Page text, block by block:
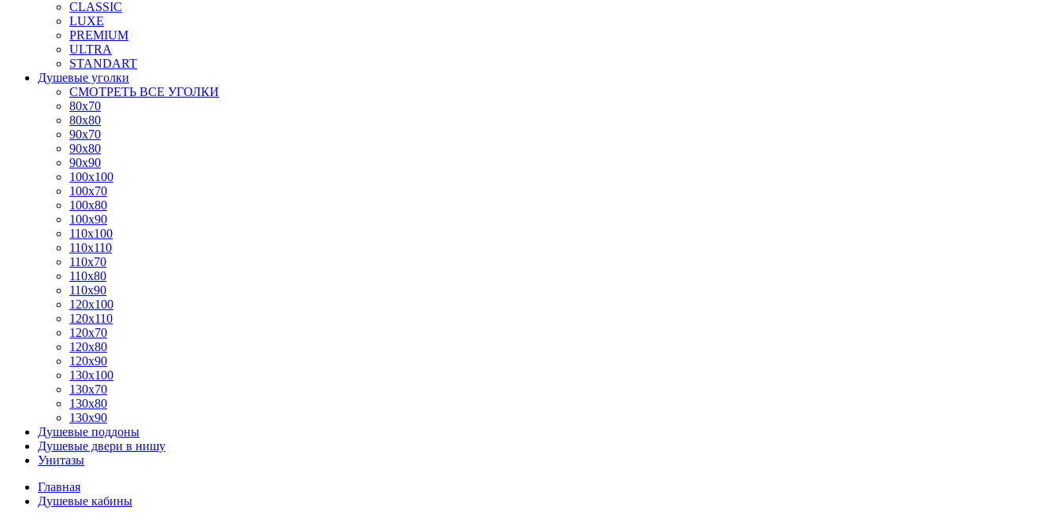
CLASSIC
LUXE
PREMIUM
ULTRA
STANDART
Душевые уголки
СМОТРЕТЬ ВСЕ УГОЛКИ
80x70
80x80
90x70
90x80
90x90
100x100
100x70
100x80
100x90
110x100
110x110
110x70
110x80
110x90
120x100
120x110
120x70
120x80
120x90
130x100
130x70
130x80
130x90
Душевые поддоны
Душевые двери в нишу
Унитазы
Главная
Душевые кабины